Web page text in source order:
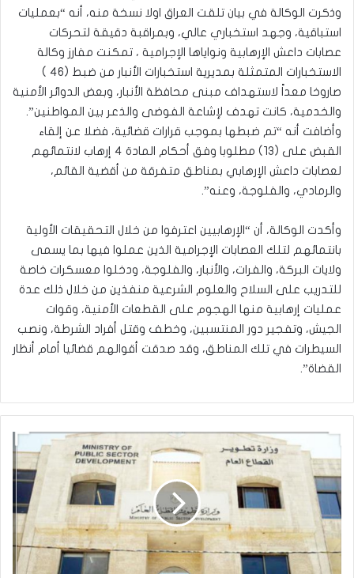
وذكرت الوكالة في بيان تلقت العراق اولا نسخة منه، أنه “بعمليات
استباقية، وجهد استخباري عالي، وبمراقبة دقيقة لتحركات
عصابات داعش الإرهابية ونواياها الإجرامية ، تمكنت مفارز وكالة
الاستخبارات المتمثلة بمديرية استخبارات الأنبار من ضبط (٤٦ )
صاروخا معداً لاستهداف مبنى محافظة الأنبار، وبعض الدوائر الأمنية
والخدمية، كانت تهدف لإشاعة الفوضى والذعر بين المواطنين”.
وأضافت أنه “تم ضبطها بموجب قرارات قضائية، فضلا عن إلقاء
القبض على (١٣) مطلوبا وفق أحكام المادة ٤ إرهاب لانتمائهم
لعصابات داعش الإرهابي بمناطق متفرقة من أقضية القائم،
والرمادي، والفلوجة، وعنه”.
وأكدت الوكالة، أن “الإرهابيين اعترفوا من خلال التحقيقات الأولية
بانتمائهم لتلك العصابات الإجرامية الذين عملوا فيها بما يسمى
ولايات البركة، والفرات، والأنبار، والفلوجة، ودخلوا معسكرات خاصة
للتدريب على السلاح والعلوم الشرعية منفذين من خلال ذلك عدة
عمليات إرهابية منها الهجوم على القطعات الأمنية، وقوات
الجيش، وتفجير دور المنتسبين، وخطف وقتل أفراد الشرطة، ونصب
السيطرات في تلك المناطق، وقد صدقت أقوالهم قضائيا أمام أنظار
القضاة”.
حديث
موظفي
شراء
الخدمات
تثبيتهم
جائز